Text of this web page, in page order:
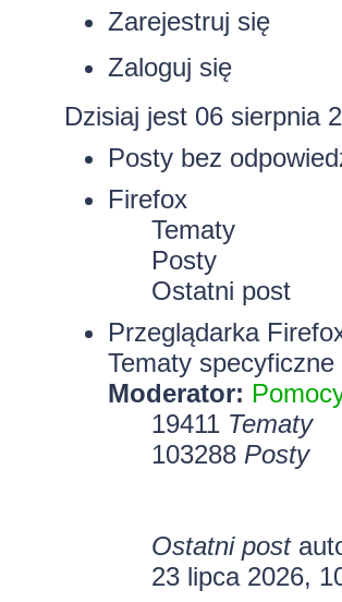
Zarejestruj się
Zaloguj się
Dzisiaj jest 06 sierpnia
Posty bez
Firefox
Tematy
Posty
Ostatni post
Przeglądarka
Tematy
Moderator:
19411 Tematy
103288 Posty
Ostatni post
23 lipca 2026,